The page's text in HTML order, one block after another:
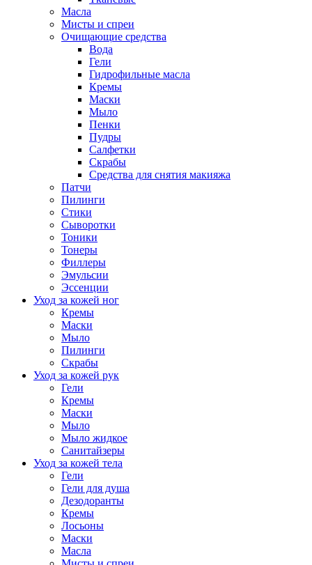
Масла
Мисты и спреи
Очищающие средства
Вода
Гели
Гидрофильные масла
Кремы
Маски
Мыло
Пенки
Пудры
Салфетки
Скрабы
Средства для снятия макияжа
Патчи
Пилинги
Стики
Сыворотки
Тоники
Тонеры
Филлеры
Эмульсии
Эссенции
Уход за кожей ног
Кремы
Маски
Мыло
Пилинги
Скрабы
Уход за кожей рук
Гели
Кремы
Маски
Мыло
Мыло жидкое
Санитайзеры
Уход за кожей тела
Гели
Гели для душа
Дезодоранты
Кремы
Лосьоны
Маски
Масла